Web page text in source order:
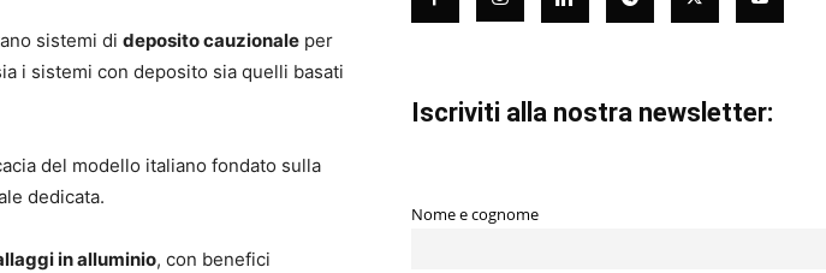
sistemi di deposito cauzionale per
i sistemi con deposito sia quelli basati
del modello italiano fondato sulla
dedicata.
in alluminio, con benefici
Iscriviti alla nostra newsletter:
Nome e cognome